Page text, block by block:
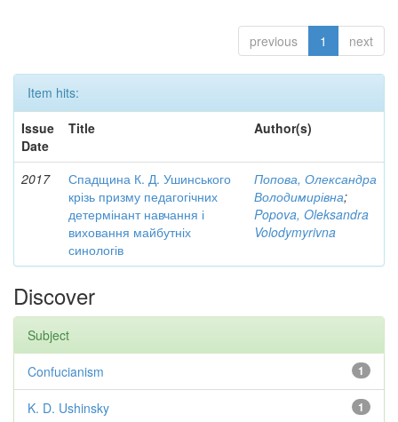
previous 1 next
Item hits:
Issue
Date
Title Author(s)
2017
Спадщина К. Д. Ушинського
крізь призму педагогічних
детермінант навчання і
виховання майбутніх
синологів
Попова, Олександра
Володимирівна;
Popova, Oleksandra
Volodymyrivna
Discover
Subject
1
Confucianism
1
K. D. Ushinsky